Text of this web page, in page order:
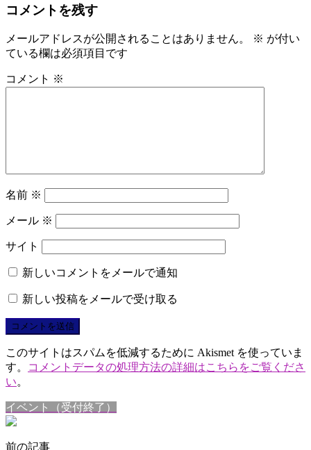
コメントを残す
メールアドレスが公開されることはありません。 ※ が付い
ている欄は必須項目です
コメント ※
名前 ※
メール ※
サイト
新しいコメントをメールで通知
新しい投稿をメールで受け取る
このサイトはスパムを低減するために Akismet を使っていま
す。
コメントデータの処理方法の詳細はこちらをご覧くださ
い。
イベント（受付終了）
前の記事